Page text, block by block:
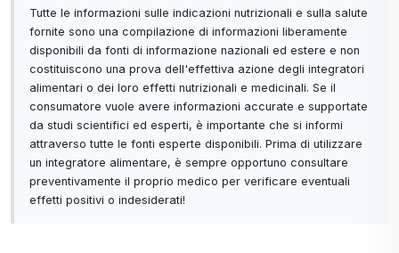
Tutte le informazioni sulle indicazioni nutrizionali e sulla salute
fornite sono una compilazione di informazioni liberamente
disponibili da fonti di informazione nazionali ed estere e non
costituiscono una prova dell'effettiva azione degli integratori
alimentari o dei loro effetti nutrizionali e medicinali. Se il
consumatore vuole avere informazioni accurate e supportate
da studi scientifici ed esperti, è importante che si informi
attraverso tutte le fonti esperte disponibili. Prima di utilizzare
un integratore alimentare, è sempre opportuno consultare
preventivamente il proprio medico per verificare eventuali
effetti positivi o indesiderati!